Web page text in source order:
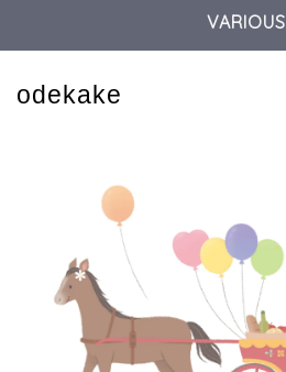
VARIOUS
odekake